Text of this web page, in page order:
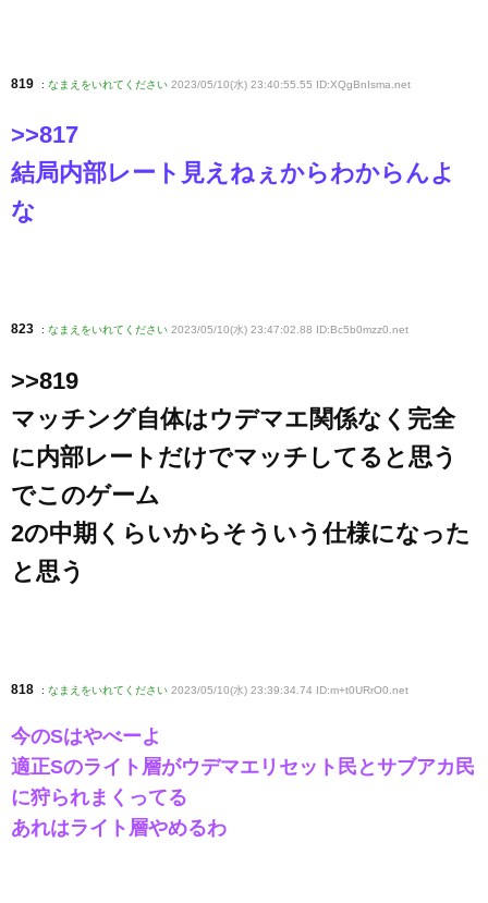
819 : なまえをいれてください 2023/05/10(水) 23:40:55.55 ID:XQgBnIsma.net
>>817
結局内部レート見えねぇからわからんよ
な
823 : なまえをいれてください 2023/05/10(水) 23:47:02.88 ID:Bc5b0mzz0.net
>>819
マッチング自体はウデマエ関係なく完全
に内部レートだけでマッチしてると思う
でこのゲーム
2の中期くらいからそういう仕様になった
と思う
818 : なまえをいれてください 2023/05/10(水) 23:39:34.74 ID:m+t0URrO0 .net
今のSはやべーよ
適正Sのライト層がウデマエリセット民とサブアカ民
に狩られまくってる
あれはライト層やめるわ